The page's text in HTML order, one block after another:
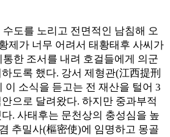
도를 노리고 전면적인 남침해 오
제가 너무 어려서 태황태후 사씨가
한 조서를 내려 호걸들에게 의군
도록 했다. 강서 제형관(江西提刑
이 소식을 듣고는 전 재산을 털어 3
으로 달려왔다. 하지만 중과부적
. 사태후는 문천상의 충성심을 높
추밀사(樞密使)에 임명하고 몽골